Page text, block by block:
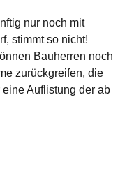
nur noch mit
stimmt so nicht!
Bauherren noch
zurückgreifen, die
Auflistung der ab